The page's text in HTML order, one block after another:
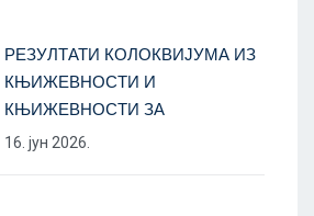
РЕЗУЛТАТИ КОЛОКВИЈУМА ИЗ
КЊИЖЕВНОСТИ И
КЊИЖЕВНОСТИ ЗА
16. јун 2026.